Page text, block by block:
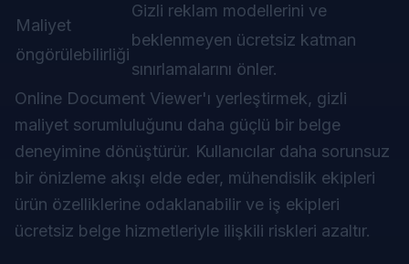
Maliyet
öngörülebilirliği
Gizli reklam modellerini ve
beklenmeyen ücretsiz katman
sınırlamalarını önler.
Online Document Viewer'ı yerleştirmek, gizli
maliyet sorumluluğunu daha güçlü bir belge
deneyimine dönüştürür. Kullanıcılar daha sorunsuz
bir önizleme akışı elde eder, mühendislik ekipleri
ürün özelliklerine odaklanabilir ve iş ekipleri
ücretsiz belge hizmetleriyle ilişkili riskleri azaltır.